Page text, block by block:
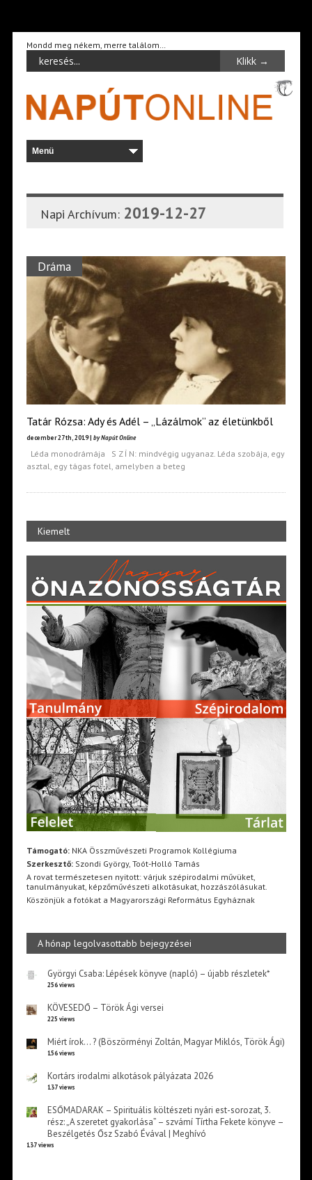
Mondd meg nékem, merre találom…
Napi Archívum: 2019-12-27
Dráma
Tatár Rózsa: Ady és Adél – „Lázálmok” az életünkből
december 27th, 2019 | by Napút Online
Léda monodrámája S Z Í N: mindvégig ugyanaz. Léda szobája, egy
asztal, egy tágas fotel, amelyben a beteg
Kiemelt
Támogató:NKA Összművészeti Programok Kollégiuma
Szerkesztő:Szondi György, Toót-Holló Tamás
A rovat természetesen nyitott: várjuk szépirodalmi művüket,
tanulmányukat, képzőművészeti alkotásukat, hozzászólásukat.
Köszönjük a fotókat a Magyarországi Református Egyháznak
A hónap legolvasottabb bejegyzései
Györgyi Csaba: Lépések könyve (napló) – újabb részletek*
256 views
KÖVESEDŐ – Török Ági versei
225 views
Miért írok… ? (Böszörményi Zoltán, Magyar Miklós, Török Ági)
156 views
Kortárs irodalmi alkotások pályázata 2026
137 views
ESŐMADARAK – Spirituális költészeti nyári est-sorozat, 3.
rész: „A szeretet gyakorlása” – szvámí Tírtha Fekete könyve –
Beszélgetés Ősz Szabó Évával | Meghívó
137 views